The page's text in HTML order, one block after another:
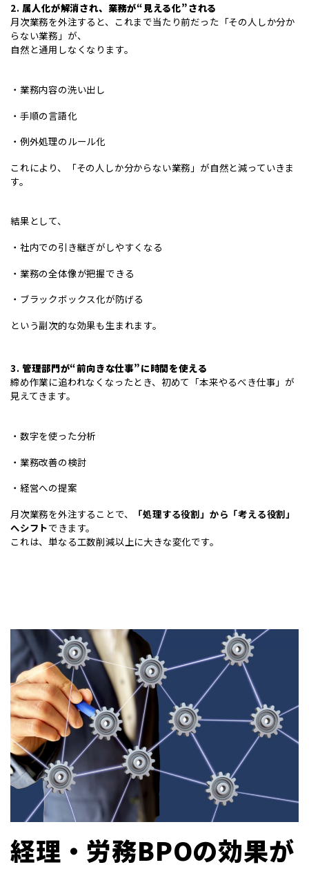
2.属人化が解消され、業務が“見える化”される
月次業務を外注すると、これまで当たり前だった「その人しか分か
らない業務」が、
自然と通用しなくなります。
・業務内容の洗い出し
・手順の言語化
・例外処理のルール化
これにより、「その人しか分からない業務」が自然と減っていきま
す。
結果として、
・社内での引き継ぎがしやすくなる
・業務の全体像が把握できる
・ブラックボックス化が防げる
という副次的な効果も生まれます。
3.管理部門が“前向きな仕事”に時間を使える
締め作業に追われなくなったとき、初めて「本来やるべき仕事」が
見えてきます。
・数字を使った分析
・業務改善の検討
・経営への提案
月次業務を外注することで、
「処理する役割」から「考える役割」
へシフトできます。
これは、単なる工数削減以上に大きな変化です。
経理・労務BPOの効果が